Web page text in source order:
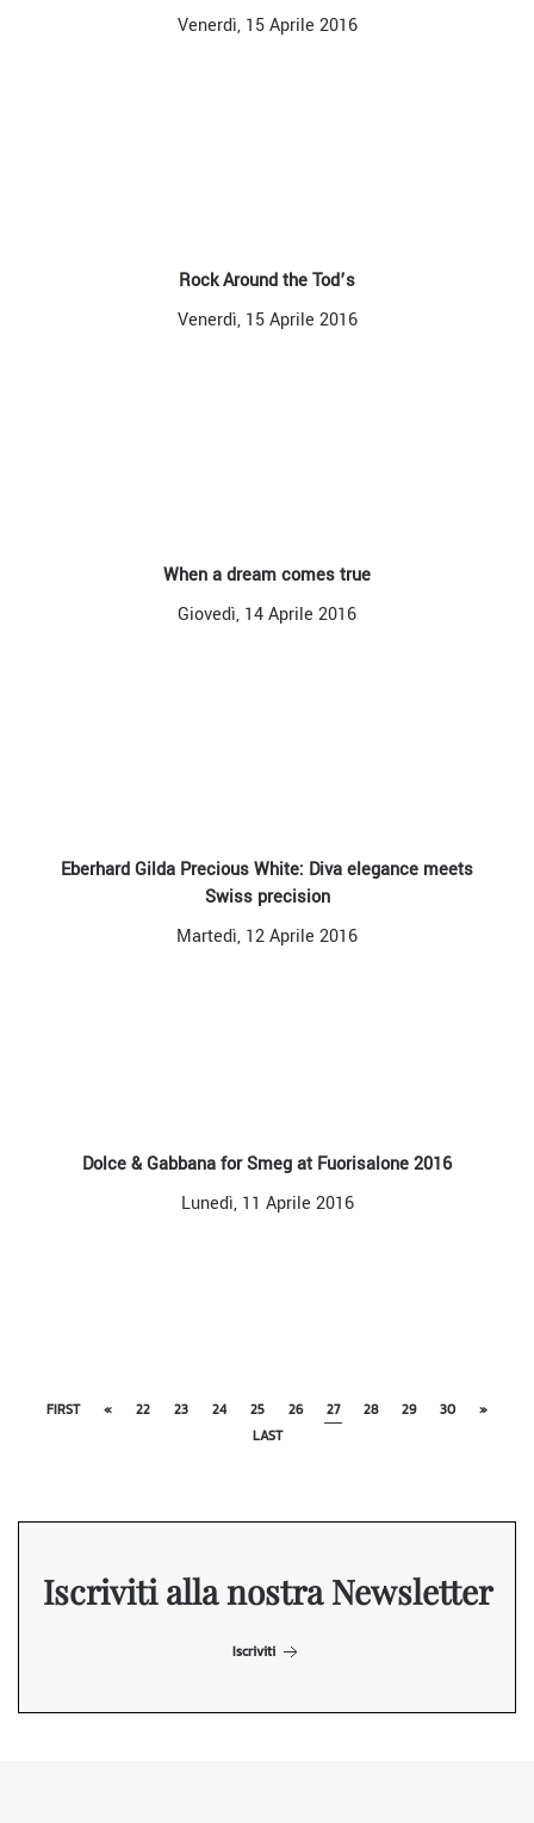
Venerdì, 15 Aprile 2016
Rock Around the Tod’s
Venerdì, 15 Aprile 2016
When a dream comes true
Giovedì, 14 Aprile 2016
Eberhard Gilda Precious White: Diva elegance meets
Swiss precision
Martedì, 12 Aprile 2016
Dolce & Gabbana for Smeg at Fuorisalone 2016
Lunedì, 11 Aprile 2016
FIRST « 22 23 24 25 26 27 28 29 30
»
LAST
Iscriviti alla nostra Newsletter
Iscriviti